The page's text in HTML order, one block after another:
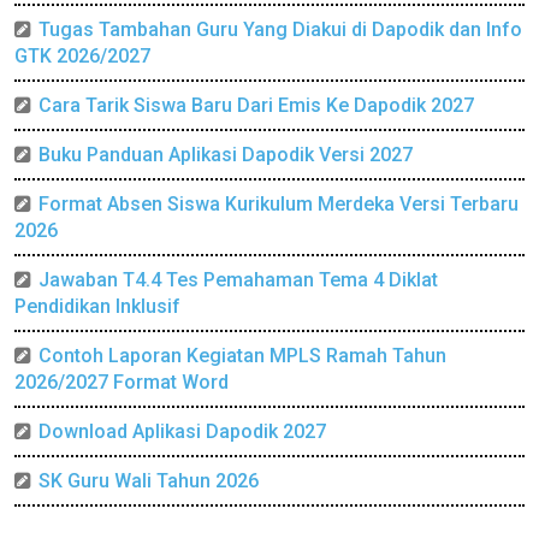
Tugas Tambahan Guru Yang Diakui di Dapodik dan Info
GTK 2026/2027
Cara Tarik Siswa Baru Dari Emis Ke Dapodik 2027
Buku Panduan Aplikasi Dapodik Versi 2027
Format Absen Siswa Kurikulum Merdeka Versi Terbaru
2026
Jawaban T4.4 Tes Pemahaman Tema 4 Diklat
Pendidikan Inklusif
Contoh Laporan Kegiatan MPLS Ramah Tahun
2026/2027 Format Word
Download Aplikasi Dapodik 2027
SK Guru Wali Tahun 2026